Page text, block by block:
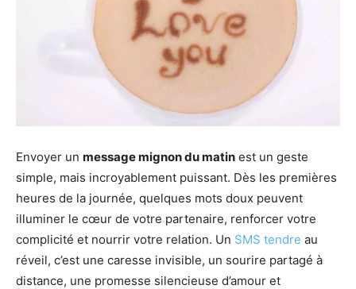
Envoyer un message mignon du matin est un geste
simple, mais incroyablement puissant. Dès les premières
heures de la journée, quelques mots doux peuvent
illuminer le cœur de votre partenaire, renforcer votre
complicité et nourrir votre relation. Un SMS tendre au
réveil, c’est une caresse invisible, un sourire partagé à
distance, une promesse silencieuse d’amour et